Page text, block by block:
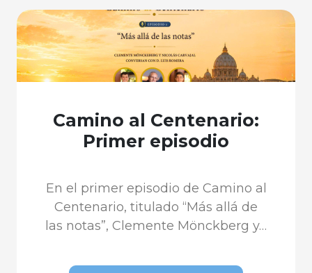
Camino al Centenario:
Primer episodio
En el primer episodio de Camino al
Centenario, titulado “Más allá de
las notas”, Clemente Mönckberg y…